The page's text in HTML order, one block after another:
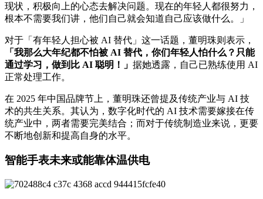
现状，积极向上的心态去解决问题。现在的年轻人都很努力，
根本不需要我们讲，他们自己就会知道自己应该做什么。」
对于「有年轻人担心被 AI 替代」这一话题，董明珠则表示，
「我那么大年纪都不怕被 AI 替代，你们年轻人怕什么？只能
通过学习，做到比 AI 聪明！」 据她透露，自己已熟练使用 AI
正常处理工作。
在 2025 年中国品牌节上，董明珠还曾提及传统产业与 AI 技
术的共生关系。其认为，数字化时代的 AI 技术需要嫁接在传
统产业中，两者需要完美结合；而对于传统制造业来说，更要
不断地创新和提高自身的水平。
智能手表未来或能靠体温供电